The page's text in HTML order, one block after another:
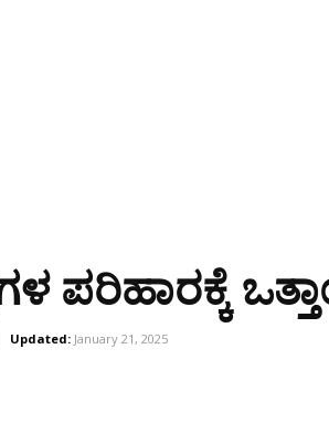
ಪರಿಹಾರಕ್ಕೆ
Updated: January 21, 2025